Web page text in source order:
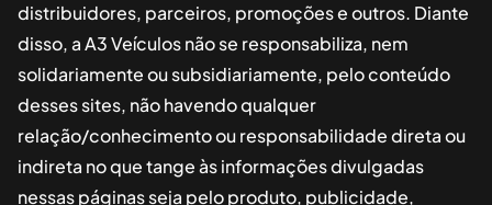
distribuidores, parceiros, promoções e outros. Diante
disso, aA3 Veículosnão se responsabiliza, nem
solidariamente ou subsidiariamente, pelo conteúdo
desses sites, não havendo qualquer
relação/conhecimento ou responsabilidade direta ou
indireta no que tange às informações divulgadas
nessas páginas seja pelo produto, publicidade,